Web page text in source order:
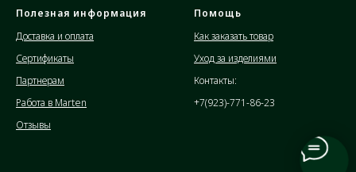
Полезная информация
Доставка и оплата
Сертификаты
Партнерам
Работа в Marten
Отзывы
Помощь
Как заказать товар
Уход за изделиями
Контакты:
+7(923)-771-86-23